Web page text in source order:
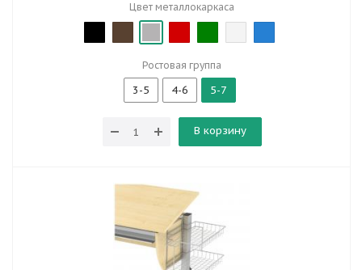
Цвет металлокаркаса
Ростовая группа
3-5 4-6 5-7
В корзину